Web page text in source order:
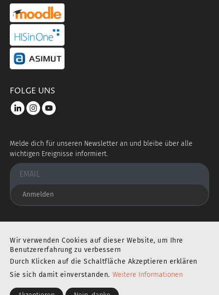
portal link moddle
portal link hisinone
portal link asimut
FOLGE UNS
LinkedIninstagram
youtube
Melde dich für unseren Newsletter an und bleibe über alle
wichtigen Ereignisse informiert.
Anmelden
Sie befinden sich an einem ausgezeichneten Ort
IMPRESSUM DATENSCHUTZERKLÄRUNG
Wir verwenden Cookies auf dieser Website, um Ihre
Benutzererfahrung zu verbessern
Durch Klicken auf die Schaltfläche Akzeptieren erklären
Sie sich damit einverstanden. Weitere Informationen